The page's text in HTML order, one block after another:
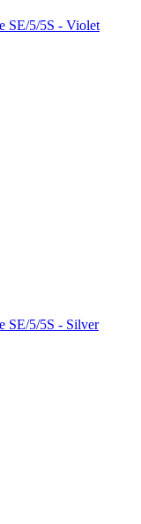
SE/5/5S - Violet
SE/5/5S - Silver